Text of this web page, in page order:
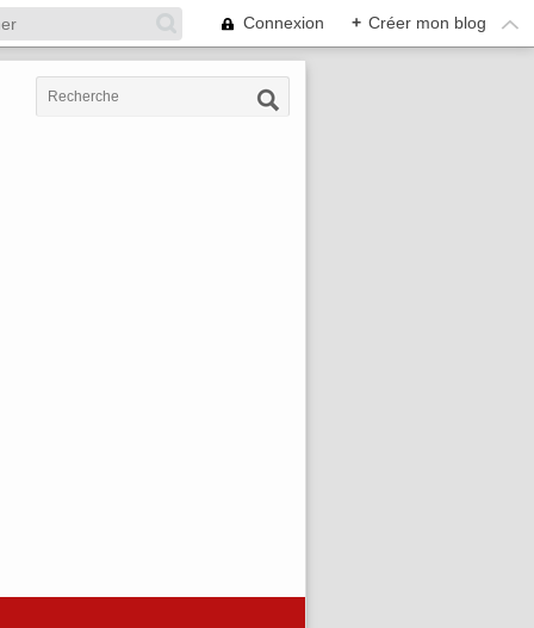
Connexion + Créer mon blog